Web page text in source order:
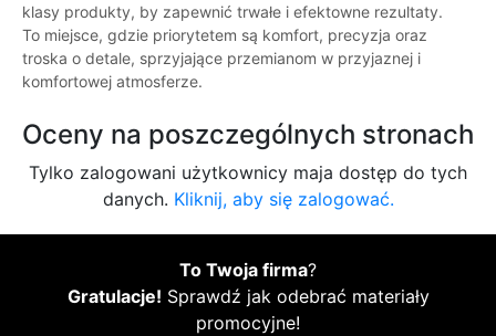
klasy produkty, by zapewnić trwałe i efektowne rezultaty.
To miejsce, gdzie priorytetem są komfort, precyzja oraz
troska o detale, sprzyjające przemianom w przyjaznej i
komfortowej atmosferze.
Oceny na poszczególnych stronach
Tylko zalogowani użytkownicy maja dostęp do tych
danych. Kliknij, aby się zalogować.
To Twoja firma?
Gratulacje! Sprawdź jak odebrać materiały
promocyjne!